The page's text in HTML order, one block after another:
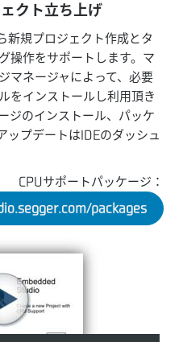
クト立ち上げ
規プロジェクト作成とタ
操作をサポートします。マ
マネージャによって、必要
をインストールし利用頂き
ジのインストール、パッケ
プデートはIDEのダッシュ
CPUサポートパッケージ：
packages